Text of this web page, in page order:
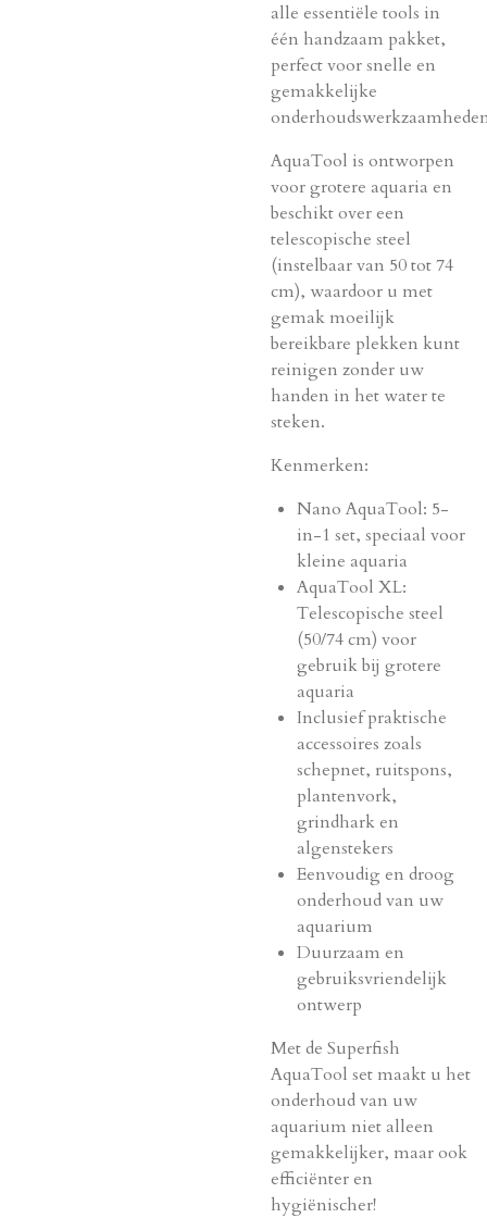
alle essentiële tools in
één handzaam pakket,
perfect voor snelle en
gemakkelijke
AquaTool is ontworpen
voor grotere aquaria en
beschikt over een
telescopische steel
(instelbaar van 50 tot 74
cm), waardoor u met
gemak moeilijk
bereikbare plekken kunt
reinigen zonder uw
handen in het water te
steken.
Kenmerken:
Nano AquaTool: 5-
in-1 set, speciaal voor
kleine aquaria
AquaTool XL:
Telescopische steel
(50/74 cm) voor
gebruik bij grotere
aquaria
Inclusief praktische
accessoires zoals
schepnet, ruitspons,
plantenvork,
grindhark en
algenstekers
Eenvoudig en droog
onderhoud van uw
aquarium
Duurzaam en
gebruiksvriendelijk
ontwerp
Met de Superfish
AquaTool set maakt u het
onderhoud van uw
aquarium niet alleen
gemakkelijker, maar ook
efficiënter en
hygiënischer!